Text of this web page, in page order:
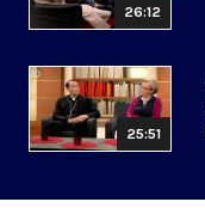
26:12
25:51